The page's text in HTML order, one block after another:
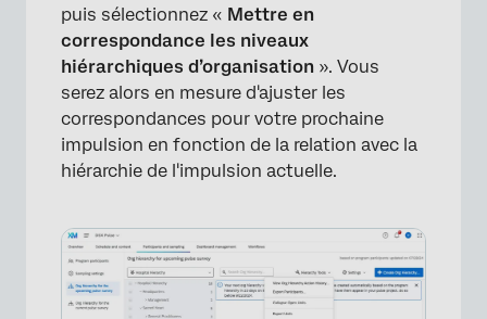
puis sélectionnez « Mettre en
correspondance les niveaux
hiérarchiques d’organisation ». Vous
serez alors en mesure d'ajuster les
correspondances pour votre prochaine
impulsion en fonction de la relation avec la
hiérarchie de l'impulsion actuelle.